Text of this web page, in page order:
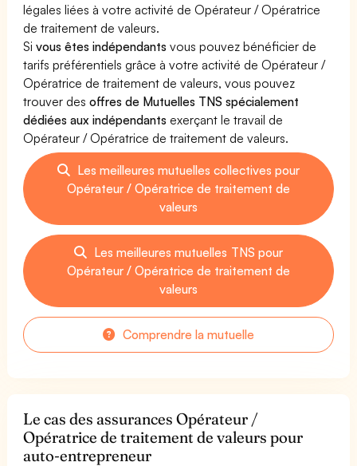
légales liées à votre activité de Opérateur / Opératrice
de traitement de valeurs.
Sivous êtes indépendants vous pouvez bénéficier de
tarifs préférentiels grâce à votre activité de Opérateur /
Opératrice de traitement de valeurs, vous pouvez
trouver desoffres de Mutuelles TNS spécialement
dédiées aux indépendants exerçant le travail de
Opérateur / Opératrice de traitement de valeurs.
Les meilleures mutuelles collectives pour
Opérateur / Opératrice de traitement de
valeurs
Les meilleures mutuelles TNS pour
Opérateur / Opératrice de traitement de
valeurs
Comprendre la mutuelle
Le cas des assurances Opérateur /
Opératrice de traitement de valeurs pour
auto-entrepreneur